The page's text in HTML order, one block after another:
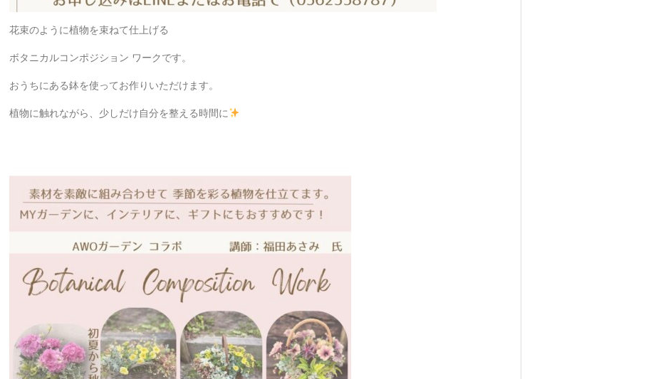
花束のように植物を束ねて仕上げる
ボタニカルコンポジション ワークです。
おうちにある鉢を使ってお作りいただけます。
植物に触れながら、少しだけ自分を整える時間に